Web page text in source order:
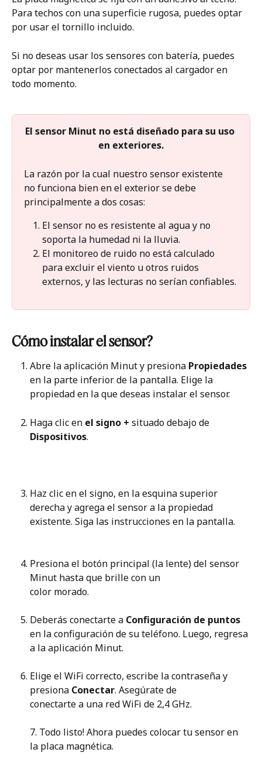
Para techos con una superficie rugosa, puedes optar
por usar el tornillo incluido.
Si no deseas usar los sensores con batería, puedes
optar por mantenerlos conectados al cargador en
todo momento.
El sensor Minut no está diseñado para su uso
en exteriores.
La razón por la cual nuestro sensor existente
no funciona bien en el exterior se debe
principalmente a dos cosas:
El sensor no es resistente al agua y no
soporta la humedad ni la lluvia.
El monitoreo de ruido no está calculado
para excluir el viento u otros ruidos
externos, y las lecturas no serían confiables.
Cómo instalar el sensor?
Abre la aplicación Minut y presiona Propiedades
en la parte inferior de la pantalla. Elige la
propiedad en la que deseas instalar el sensor.
Haga clic en el signo + situado debajo de
Dispositivos.
Haz clic en el signo, en la esquina superior
derecha y agrega el sensor a la propiedad
existente. Siga las instrucciones en la pantalla.
Presiona el botón principal (la lente) del sensor
Minut hasta que brille con un
color morado.
Deberás conectarte a Configuración de puntos
en la configuración de su teléfono. Luego, regresa
a la aplicación Minut.
Elige el WiFi correcto, escribe la contraseña y
presiona Conectar. Asegúrate de
conectarte a una red WiFi de 2,4 GHz.
7. Todo listo! Ahora puedes colocar tu sensor en
la placa magnética.